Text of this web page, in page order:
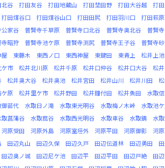
北谷 打田友谷 打田地蔵山 打田埜田野 打田大谷越 打
打田煤谷口 打田煤谷山口 打田田尻 打田羽川口 打田萩原
家谷 普賢寺千草原 普賢寺口北谷 普賢寺奥北谷 普賢
寺暗狩 普賢寺池ケ原 普賢寺渕尻 普賢寺王子谷 普賢寺
東藤木 東西ノ口 東西神屋 東鍵田 東青上 松井上
ケ市 松井北川原 松井千原 松井口仲谷 松井口大谷 松
松井奥大谷 松井奥池 松井宮田 松井山川 松井川田
ケ原 松井里ケ市 松井野田 松井鐘付田 松井魚田 水取
苗代 水取日ノ滝 水取東光明谷 水取梅ノ木峠 水取池
取菖蒲谷 水取菰谷 水取西光明谷 水取車谷 水取錆 水
河原受田 河原外島 河原室垣外 河原平田 河原御影 河
田辺丸山 田辺久保 田辺久戸 田辺伝道林 田辺勇田
田辺奥ノ城 田辺尼ケ池 田辺平 田辺平田 田辺戸絶 田